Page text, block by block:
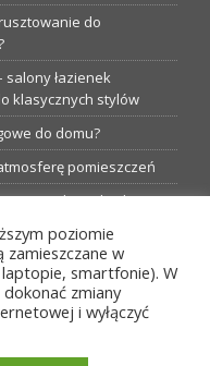
do
salony łazienek
klasycznych stylów
do domu?
pomieszczeń
podczas budowy
budowlańca i instalatora
5 praktycznych
poziomie
w
smartfonie). W
zmiany
i wyłączyć